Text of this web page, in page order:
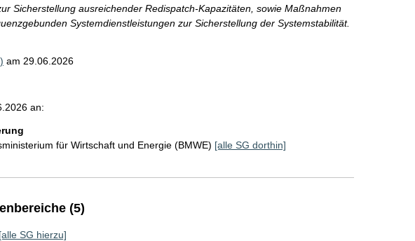
Sicherstellung ausreichender Redispatch-Kapazitäten, sowie Maßnahmen
Systemdienstleistungen zur Sicherstellung der Systemstabilität.
am 29.06.2026
an:
für Wirtschaft und Energie (BMWE) [alle SG dorthin]
(5)
[alle SG hierzu]